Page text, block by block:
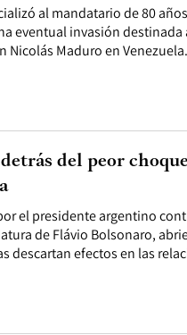
al mandatario de 80
eventual invasión destinada
Nicolás Maduro en Venezuela.
el presidente argentino
de Flávio Bolsonaro,
descartan efectos en las
del peor